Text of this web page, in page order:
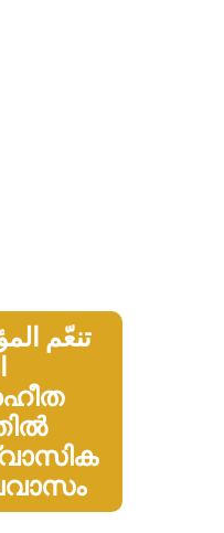
تنعّم